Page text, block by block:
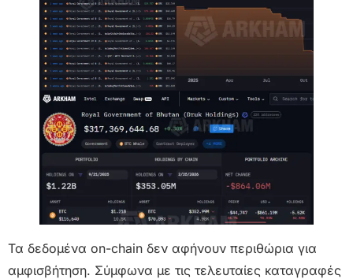
Τα δεδομένα on-chain δεν αφήνουν περιθώρια για
αμφισβήτηση. Σύμφωνα με τις τελευταίες καταγραφές